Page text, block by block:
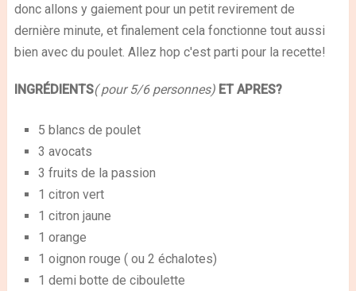
donc allons y gaiement pour un petit revirement de
dernière minute, et finalement cela fonctionne tout aussi
bien avec du poulet. Allez hop c'est parti pour la recette!
INGRÉDIENTS( pour 5/6 personnes) ET APRES?
5 blancs de poulet
3 avocats
3 fruits de la passion
1 citron vert
1 citron jaune
1 orange
1 oignon rouge ( ou 2 échalotes)
1 demi botte de ciboulette